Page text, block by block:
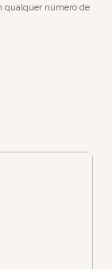
qualquer número de